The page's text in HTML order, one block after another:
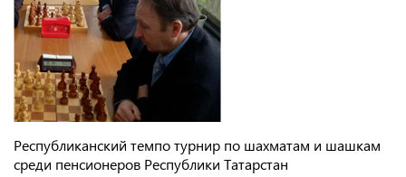
Республиканский темпо турнир по шахматам и шашкам
среди пенсионеров Республики Татарстан